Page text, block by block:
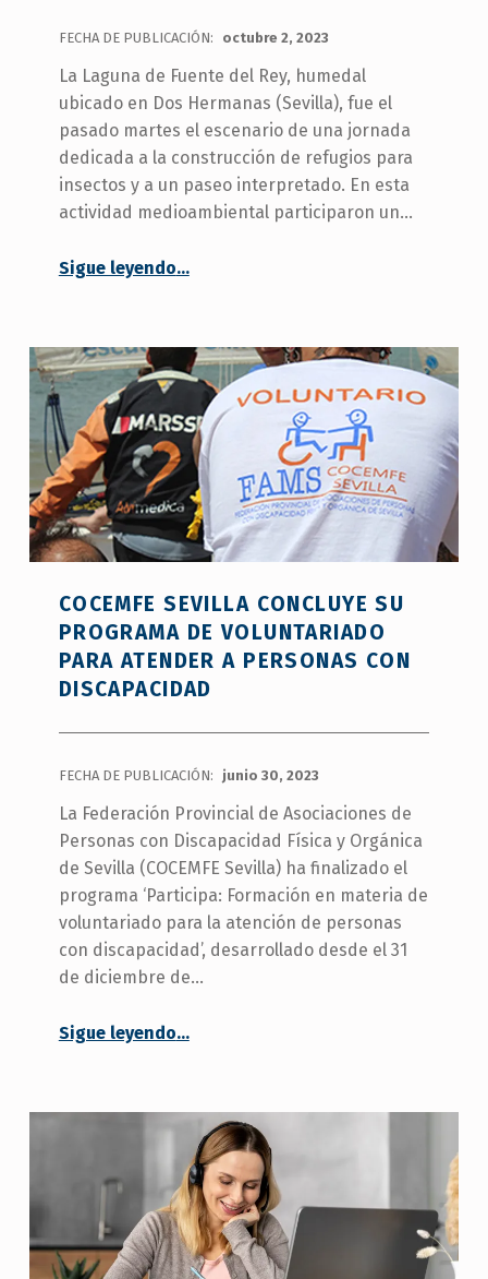
FECHA DE PUBLICACIÓN: octubre 2, 2023
La Laguna de Fuente del Rey, humedal
ubicado en Dos Hermanas (Sevilla), fue el
pasado martes el escenario de una jornada
dedicada a la construcción de refugios para
insectos y a un paseo interpretado. En esta
actividad medioambiental participaron un…
Sigue leyendo“Personas con discapacidad participan en una jornada medioambiental en el humedal de Fuente del Rey”
…
COCEMFE SEVILLA CONCLUYE SU
PROGRAMA DE VOLUNTARIADO
PARA ATENDER A PERSONAS CON
DISCAPACIDAD
FECHA DE PUBLICACIÓN: junio 30, 2023
La Federación Provincial de Asociaciones de
Personas con Discapacidad Física y Orgánica
de Sevilla (COCEMFE Sevilla) ha finalizado el
programa ‘Participa: Formación en materia de
voluntariado para la atención de personas
con discapacidad’, desarrollado desde el 31
de diciembre de…
Sigue leyendo“COCEMFE Sevilla concluye su programa de voluntariado para atender a personas con discapacidad”
…